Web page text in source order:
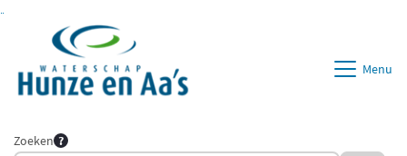
Menu
Zoeken